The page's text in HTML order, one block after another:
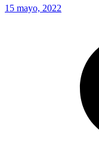
15 mayo, 2022